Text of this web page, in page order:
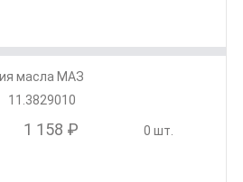
масла МАЗ
11.3829010
1 158 ₽ 0 шт.